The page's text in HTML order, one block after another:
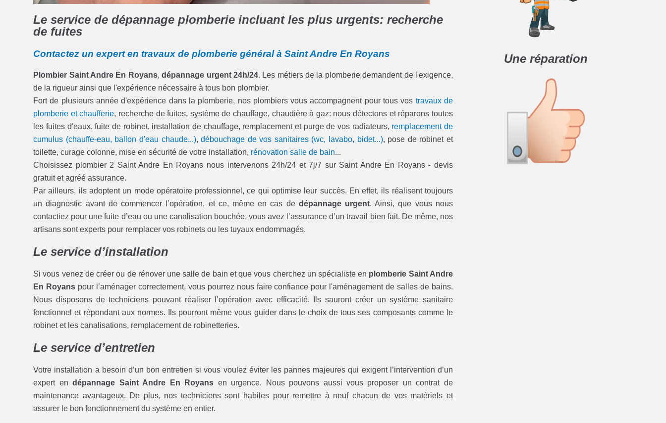
Le service de dépannage plomberie incluant les plus urgents: recherche
de fuites
Contactez un expert en travaux de plomberie général à Saint Andre En Royans
Plombier Saint Andre En Royans,dépannage urgent 24h/24. Les métiers de la plomberie demandent de l'exigence,
de la rigueur ainsi que l'expérience nécessaire à tous bon plombier.
Fort de plusieurs année d'expérience dans la plomberie, nos plombiers vous accompagnent pour tous vos travaux de
plomberie et chaufferie, recherche de fuites, système de chauffage, chaudière à gaz: nous détectons et réparons toutes
les fuites d'eaux, fuite de robinet, installation de chauffage, remplacement et purge de vos radiateurs, remplacement de
cumulus (chauffe-eau, ballon d'eau chaude...),débouchage de vos sanitaires (wc, lavabo, bidet...), pose de robinet et
toilette, curage colonne, mise en sécurité de votre installation, rénovation salle de bain...
Choisissez plombier 2 Saint Andre En Royans nous intervenons 24h/24 et 7j/7 sur Saint Andre En Royans - devis
gratuit et agréé assurance.
Par ailleurs, ils adoptent un mode opératoire professionnel, ce qui optimise leur succès. En effet, ils réalisent toujours
un diagnostic avant de commencer l’opération, et ce, même en cas de dépannage urgent. Ainsi, que vous nous
contactiez pour une fuite d’eau ou une canalisation bouchée, vous avez l’assurance d’un travail bien fait. De même, nos
artisans sont experts pour remplacer vos robinets ou les tuyaux endommagés.
Le service d’installation
Si vous venez de créer ou de rénover une salle de bain et que vous cherchez un spécialiste en plomberie Saint Andre
En Royans pour l’aménager correctement, vous pourrez nous faire confiance pour l'aménagement de salles de bains.
Nous disposons de techniciens pouvant réaliser l’opération avec efficacité. Ils sauront créer un système sanitaire
fonctionnel et répondant aux normes. Ils pourront même vous guider dans le choix de tous ses composants comme le
robinet et les canalisations, remplacement de robinetteries.
Le service d’entretien
Votre installation a besoin d’un bon entretien si vous voulez éviter les pannes majeures qui exigent l’intervention d’un
expert endépannage Saint Andre En Royans en urgence. Nous pouvons aussi vous proposer un contrat de
maintenance avantageux. De plus, nos techniciens sont habiles pour remettre à neuf chacun de vos matériels et
assurer le bon fonctionnement du système en entier.
Une réparation